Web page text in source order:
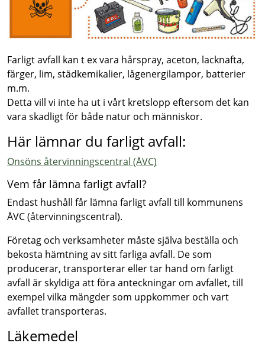
Farligt avfall kan t ex vara hårspray, aceton, lacknafta,
färger, lim, städkemikalier, lågenergilampor, batterier
m.m.
Detta vill vi inte ha ut i vårt kretslopp eftersom det kan
vara skadligt för både natur och människor.
Här lämnar du farligt avfall:
Onsöns återvinningscentral (ÅVC)
Vem får lämna farligt avfall?
Endast hushåll får lämna farligt avfall till kommunens
ÅVC (återvinningscentral).
Företag och verksamheter måste själva beställa och
bekosta hämtning av sitt farliga avfall. De som
producerar, transporterar eller tar hand om farligt
avfall är skyldiga att föra anteckningar om avfallet, till
exempel vilka mängder som uppkommer och vart
avfallet transporteras.
Läkemedel